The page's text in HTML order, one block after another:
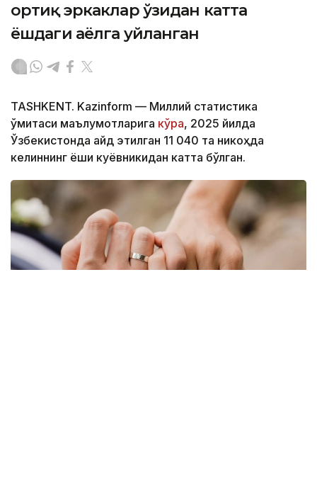
ортиқ эркаклар ўзидан катта
ёшдаги аёлга уйланган
TASHKENT. Kazinform — Миллий статистика
қўмитаси маълумотларига кўра, 2025 йилда
Ўзбекистонда қайд этилган 11 040 та никоҳда
келиннинг ёши куёвникидан катта бўлган.